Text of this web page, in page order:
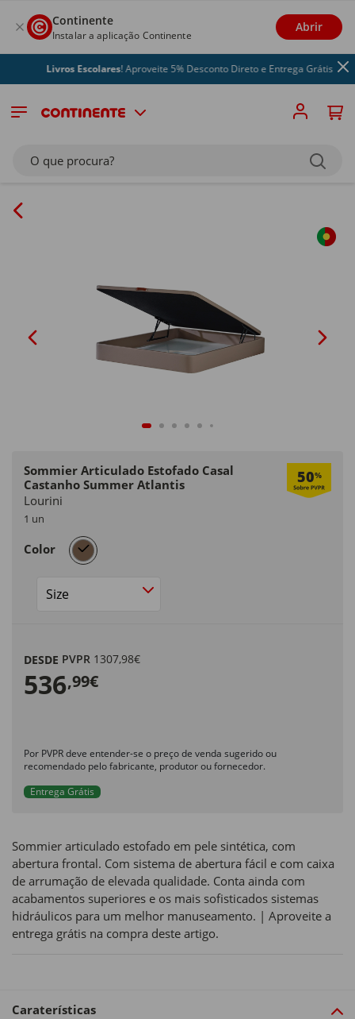
Continente
Instalar a aplicação Continente
Abrir
Livros Escolares! Aproveite 5% Desconto Direto e Entrega Grátis
O que procura?
Sommier Articulado Estofado Casal
Castanho Summer Atlantis
50%
Lourini
1 un
Color selected
Size
DESDE PVPR 1307,98€
536,99€
Por PVPR deve entender-se o preço de venda sugerido ou
recomendado pelo fabricante, produtor ou fornecedor.
Entrega Grátis
Sommier articulado estofado em pele sintética, com
abertura frontal. Com sistema de abertura fácil e com caixa
de arrumação de elevada qualidade. Conta ainda com
acabamentos superiores e os mais sofisticados sistemas
hidráulicos para um melhor manuseamento. | Aproveite a
entrega grátis na compra deste artigo.
Caraterísticas